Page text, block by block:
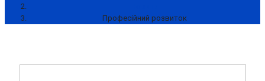
Професійний розвиток